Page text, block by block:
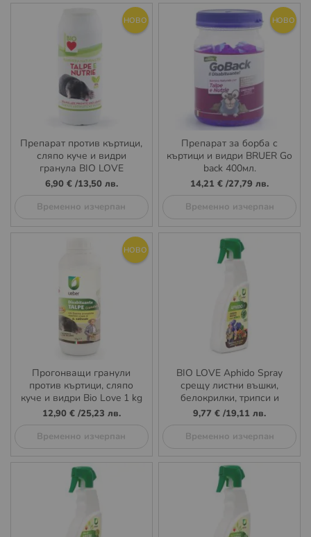
НОВО
Препарат против къртици,
сляпо куче и видри
гранула BIO LOVE
6,90 €/13,50 лв.
Временно изчерпан
НОВО
Препарат за борба с
къртици и видри BRUER Go
back 400мл.
14,21 € /27,79 лв.
Временно изчерпан
НОВО
Прогонващи гранули
против къртици, сляпо
куче и видри Bio Love 1 kg
12,90 €/25,23 лв.
Временно изчерпан
BIO LOVE Aphido Spray
срещу листни въшки,
белокрилки, трипси и
щитовки 750 ml
9,77 € /19,11 лв.
Временно изчерпан